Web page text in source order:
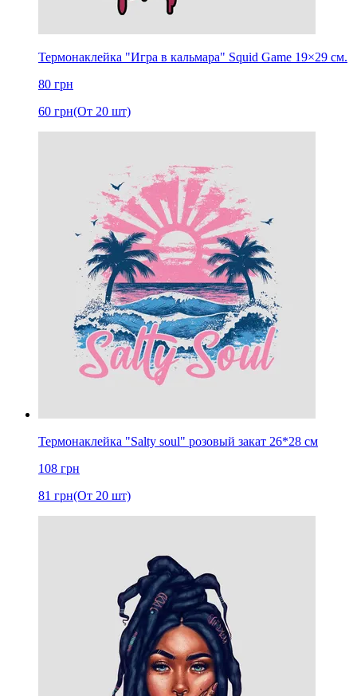
Термонаклейка "Игра в кальмара" Squid Game 19×29 см.
80 грн
60 грн(От 20 шт)
Термонаклейка "Salty soul" розовый закат 26*28 см
108 грн
81 грн(От 20 шт)